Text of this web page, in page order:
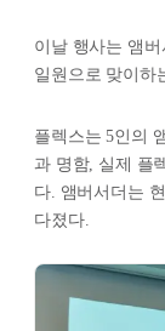
이날 행사는 앰
일원으로 맞이하
플렉스는 5인의
과 명함, 실제 플
다. 앰버서더는
다졌다.